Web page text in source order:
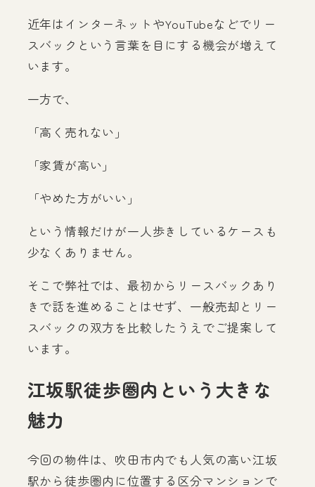
近年はインターネットやYouTubeなどでリー
スバックという言葉を目にする機会が増えて
います。
一方で、
「高く売れない」
「家賃が高い」
「やめた方がいい」
という情報だけが一人歩きしているケースも
少なくありません。
そこで弊社では、最初からリースバックあり
きで話を進めることはせず、一般売却とリー
スバックの双方を比較したうえでご提案して
います。
江坂駅徒歩圏内という大きな
魅力
今回の物件は、吹田市内でも人気の高い江坂
駅から徒歩圏内に位置する区分マンションで